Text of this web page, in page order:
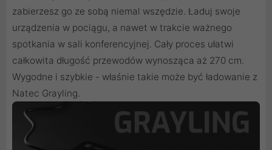
zabierzesz go ze sobą niemal wszędzie. Ładuj swoje
urządzenia w pociągu, a nawet w trakcie ważnego
spotkania w sali konferencyjnej. Cały proces ułatwi
całkowita długość przewodów wynosząca aż 270 cm.
Wygodne i szybkie - właśnie takie może być ładowanie z
Natec Grayling.